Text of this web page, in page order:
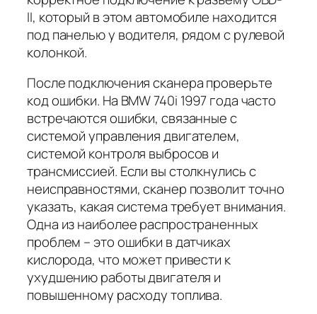
II, который в этом автомобиле находится
под панелью у водителя, рядом с рулевой
колонкой.
После подключения сканера проверьте
код ошибки. На BMW 740i 1997 года часто
встречаются ошибки, связанные с
системой управления двигателем,
системой контроля выбросов и
трансмиссией. Если вы столкнулись с
неисправностями, сканер позволит точно
указать, какая система требует внимания.
Одна из наиболее распространенных
проблем – это ошибки в датчиках
кислорода, что может привести к
ухудшению работы двигателя и
повышенному расходу топлива.